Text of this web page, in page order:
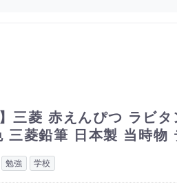
】三菱 赤えんぴつ ラビ
三菱鉛筆 日本製 当時物
勉強 学校